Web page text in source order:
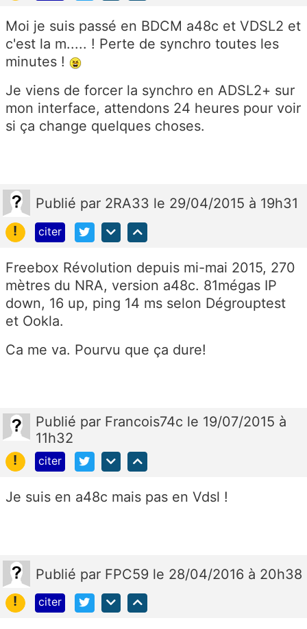
Moi je suis passé en BDCM a48c et VDSL2 et
c'est la m..... ! Perte de synchro toutes les
minutes !
Je viens de forcer la synchro en ADSL2+ sur
mon interface, attendons 24 heures pour voir
si ça change quelques choses.
Publié par 2RA33 le 29/04/2015 à 19h31
!
citer
Freebox Révolution depuis mi-mai 2015, 270
mètres du NRA, version a48c. 81mégas IP
down, 16 up, ping 14 ms selon Dégrouptest
et Ookla.
Ca me va. Pourvu que ça dure!
Publié par Francois74c le 19/07/2015 à
11h32
!
citer
Je suis en a48c mais pas en Vdsl !
Publié par FPC59 le 28/04/2016 à 20h38
!
citer